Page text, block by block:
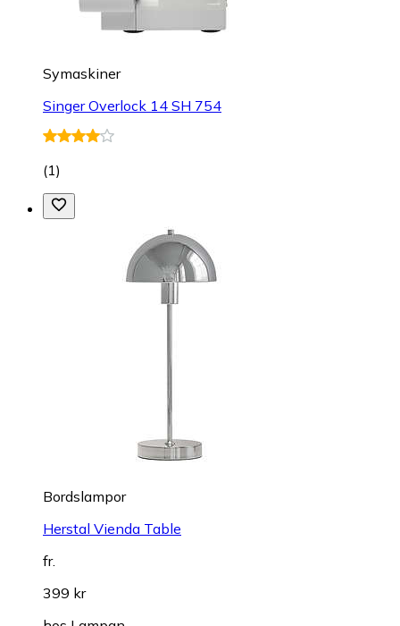
Symaskiner
Singer Overlock 14 SH 754
(1)
Bordslampor
Herstal Vienda Table
fr.
399 kr